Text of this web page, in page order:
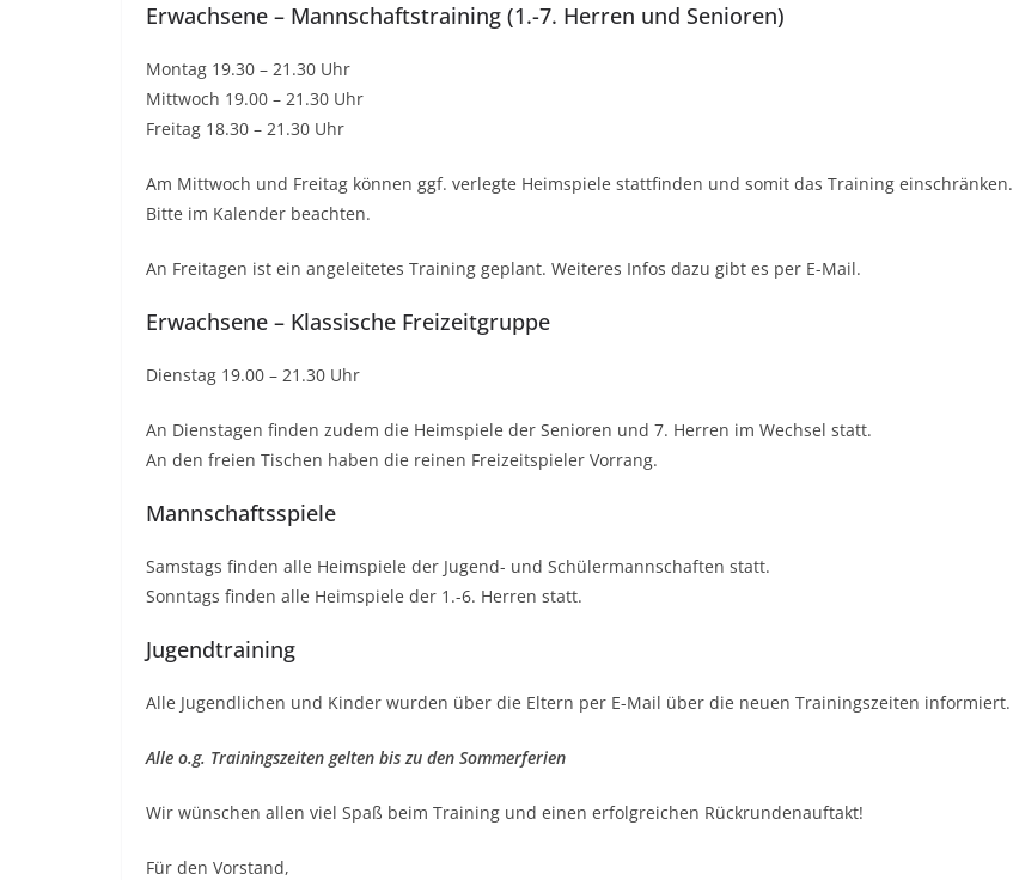
Erwachsene – Mannschaftstraining (1.-7. Herren und Senioren)
Montag 19.30 – 21.30 Uhr
Mittwoch 19.00 – 21.30 Uhr
Freitag 18.30 – 21.30 Uhr
Am Mittwoch und Freitag können ggf. verlegte Heimspiele stattfinden und somit das Training einschränken.
Bitte im Kalender beachten.
An Freitagen ist ein angeleitetes Training geplant. Weiteres Infos dazu gibt es per E-Mail.
Erwachsene – Klassische Freizeitgruppe
Dienstag 19.00 – 21.30 Uhr
An Dienstagen finden zudem die Heimspiele der Senioren und 7. Herren im Wechsel statt.
An den freien Tischen haben die reinen Freizeitspieler Vorrang.
Mannschaftsspiele
Samstags finden alle Heimspiele der Jugend- und Schülermannschaften statt.
Sonntags finden alle Heimspiele der 1.-6. Herren statt.
Jugendtraining
Alle Jugendlichen und Kinder wurden über die Eltern per E-Mail über die neuen Trainingszeiten informiert.
Alle o.g. Trainingszeiten gelten bis zu den Sommerferien
Wir wünschen allen viel Spaß beim Training und einen erfolgreichen Rückrundenauftakt!
Für den Vorstand,